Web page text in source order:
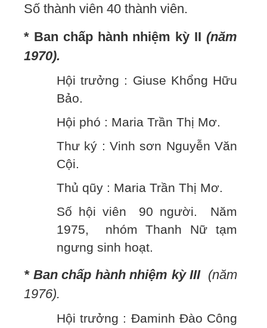
Số thành viên 40 thành viên.
* Ban chấp hành nhiệm kỳ II (năm
1970).
Hội trưởng : Giuse Khổng Hữu
Bảo.
Hội phó : Maria Trần Thị Mơ.
Thư ký : Vinh sơn Nguyễn Văn
Cội.
Thủ qũy : Maria Trần Thị Mơ.
Số hội viên 90 người. Năm
1975, nhóm Thanh Nữ tạm
ngưng sinh hoạt.
* Ban chấp hành nhiệm kỳ III (năm
1976).
Hội trưởng : Đaminh Đào Công